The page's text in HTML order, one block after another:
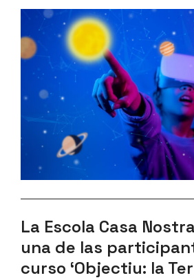
La Escola Casa
una de las
curso ‘Objectiu: la